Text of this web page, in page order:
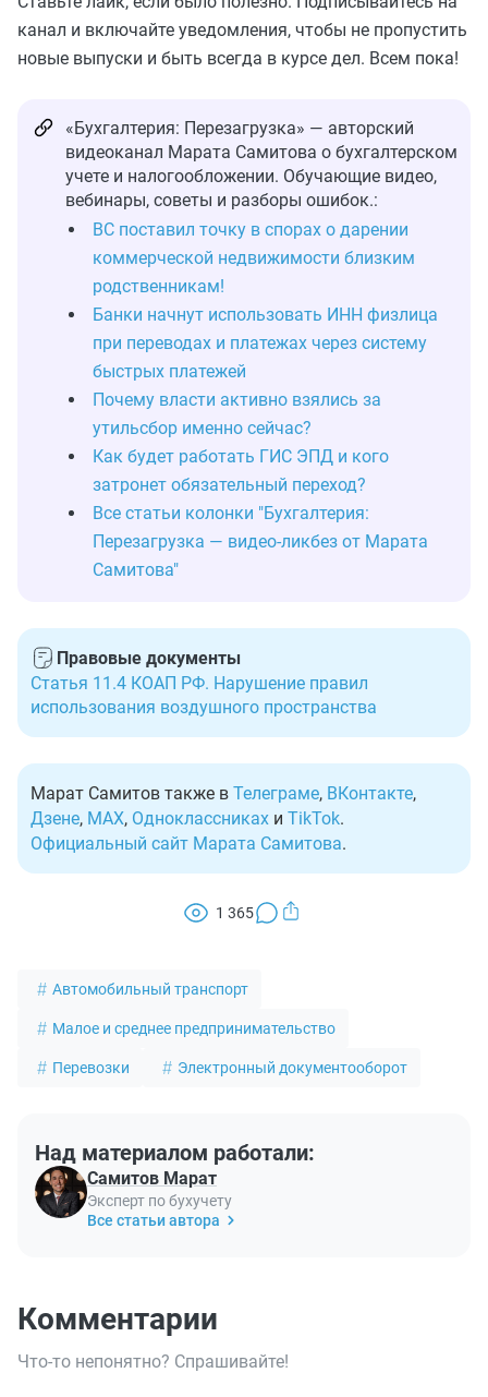
канал и включайте уведомления, чтобы не пропустить
новые выпуски и быть всегда в курсе дел. Всем пока!
«Бухгалтерия: Перезагрузка» — авторский
видеоканал Марата Самитова о бухгалтерском
учете и налогообложении. Обучающие видео,
вебинары, советы и разборы ошибок.:
ВС поставил точку в спорах о дарении
коммерческой недвижимости близким
родственникам!
Банки начнут использовать ИНН физлица
при переводах и платежах через систему
быстрых платежей
Почему власти активно взялись за
утильсбор именно сейчас?
Как будет работать ГИС ЭПД и кого
затронет обязательный переход?
Все статьи колонки "Бухгалтерия:
Перезагрузка — видео-ликбез от Марата
Самитова"
Правовые документы
Статья 11.4 КОАП РФ. Нарушение правил
использования воздушного пространства
Марат Самитов также в Телеграме, ВКонтакте,
Дзене, MAX, Одноклассниках и TikTok.
Официальный сайт Марата Самитова.
1 365
Автомобильный транспорт
Малое и среднее предпринимательство
Перевозки Электронный документооборот
Над материалом работали:
Самитов Марат
Эксперт по бухучету
Все статьи автора
Комментарии
Что-то непонятно? Спрашивайте!